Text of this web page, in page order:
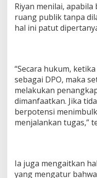
Riyan menilai,
ruang publik tanpa
hal ini patut
“Secara hukum,
sebagai DPO, maka
melakukan
dimanfaatkan. Jika
berpotensi
menjalankan tugas,”
Ia juga mengaitkan
yang mengatur